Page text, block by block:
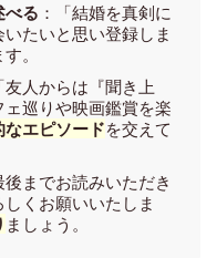
べる ：「結婚を真剣に
たいと思い登録しま
。
友人からは『聞き上
巡りや映画鑑賞を楽
なエピソードを交えて
後までお読みいただき
くお願いいたしま
ましょう。